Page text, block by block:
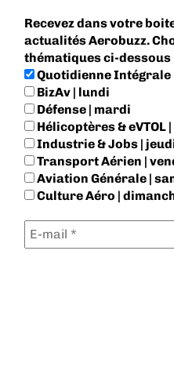
Recevez dans votre
actualités Aerobuzz.
thématiques ci-dessous
Quotidienne Intégrale
BizAv | lundi
Défense | mardi
Hélicoptères & eVTOL
Industrie & Jobs |
Transport Aérien |
Aviation Générale |
Culture Aéro |